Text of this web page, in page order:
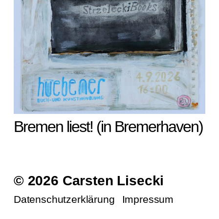
Bremen liest! (in Bremerhaven)
© 2026 Carsten Lisecki
Datenschutzerklärung Impressum